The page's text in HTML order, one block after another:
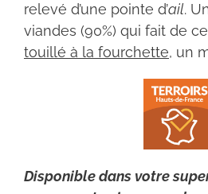
relevé d’une pointe d’ail.
viandes (90%) qui fait de ce
touillé à la fourchette, un
Disponible dans votre